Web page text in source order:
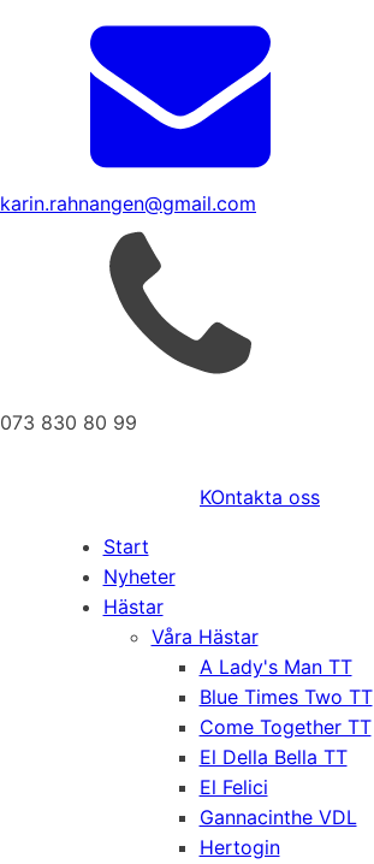
karin.rahnangen@gmail.com
073 830 80 99
KOntakta oss
Start
Nyheter
Hästar
Våra Hästar
A Lady's Man TT
Blue Times Two TT
Come Together TT
El Della Bella TT
El Felici
Gannacinthe VDL
Hertogin